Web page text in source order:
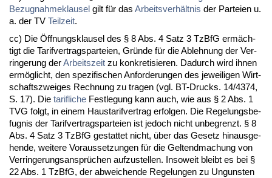
Be­zug­nah­me­klau­sel gilt für das Ar­beits­verhält­nis der Par­tei­en u.
a. der TV Teil­zeit.
cc) Die Öff­nungs­klau­sel des § 8 Abs. 4 Satz 3 Tz­B­fG ermäch­
tigt die Ta­rif­ver­trags­par­tei­en, Gründe für die Ab­leh­nung der Ver­
rin­ge­rung derAr­beits­zeit zu kon­kre­ti­sie­ren. Da­durch wird ih­nen
ermöglicht, den spe­zi­fi­schen An­for­de­run­gen des je­wei­li­gen Wirt­
schafts­zwei­ges Rech­nung zu tra­gen (vgl. BT-Drucks. 14/4374,
S. 17). Die ta­rif­li­che Fest­le­gung kann auch, wie aus § 2 Abs. 1
TVG folgt, in ei­nem Haus­ta­rif­ver­trag er­fol­gen. Die Re­ge­lungs­be­
fug­nis der Ta­rif­ver­trags­par­tei­en ist je­doch nicht un­be­grenzt. § 8
Abs. 4 Satz 3 Tz­B­fG ge­stat­tet nicht, über das Ge­setz hin­aus­ge­
hen­de, wei­te­re Vor­aus­set­zun­gen für die Gel­tend­ma­chung von
Ver­rin­ge­rungs­ansprüchen auf­zu­stel­len. In­so­weit bleibt es bei §
22 Abs. 1 Tz­B­fG, der ab­wei­chen­de Re­ge­lun­gen zu Un­guns­ten